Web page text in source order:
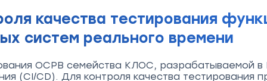
качества тестирования
систем реального времени
ОСРВ семейства КЛОС, разрабатываемой в
(CI/CD). Для контроля качества тестирования